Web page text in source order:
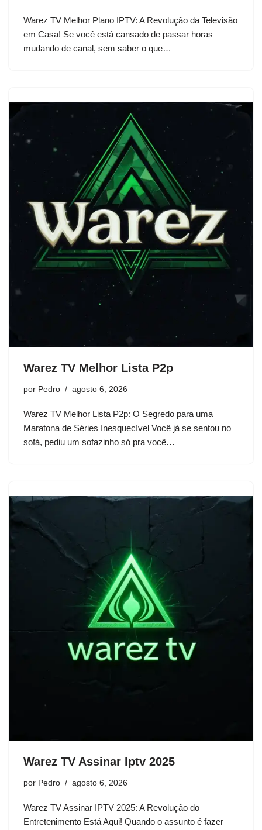
Warez TV Melhor Plano IPTV: A Revolução da Televisão
em Casa! Se você está cansado de passar horas
mudando de canal, sem saber o que…
Warez TV Melhor Lista P2p
por Pedro agosto 6, 2026
Warez TV Melhor Lista P2p: O Segredo para uma
Maratona de Séries Inesquecível Você já se sentou no
sofá, pediu um sofazinho só pra você…
Warez TV Assinar Iptv 2025
por Pedro agosto 6, 2026
Warez TV Assinar IPTV 2025: A Revolução do
Entretenimento Está Aqui! Quando o assunto é fazer